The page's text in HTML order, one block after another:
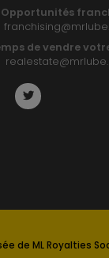
Opportunités
de vendre
de ML Royalties